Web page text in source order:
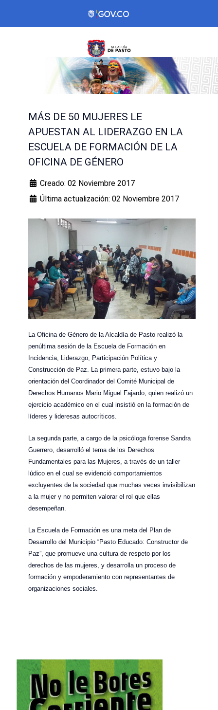
MÁS DE 50 MUJERES LE
APUESTAN AL LIDERAZGO EN LA
ESCUELA DE FORMACIÓN DE LA
OFICINA DE GÉNERO
Creado: 02 Noviembre 2017
Última actualización: 02 Noviembre 2017
La Oficina de Género de la Alcaldía de Pasto realizó la
penúltima sesión de la Escuela de Formación en
Incidencia, Liderazgo, Participación Política y
Construcción de Paz. La primera parte, estuvo bajo la
orientación del Coordinador del Comité Municipal de
Derechos Humanos Mario Miguel Fajardo, quien realizó un
ejercicio académico en el cual insistió en la formación de
líderes y lideresas autocríticos.
La segunda parte, a cargo de la psicóloga forense Sandra
Guerrero, desarrolló el tema de los Derechos
Fundamentales para las Mujeres, a través de un taller
lúdico en el cual se evidenció comportamientos
excluyentes de la sociedad que muchas veces invisibilizan
a la mujer y no permiten valorar el rol que ellas
desempeñan.
La Escuela de Formación es una meta del Plan de
Desarrollo del Municipio “Pasto Educado: Constructor de
Paz”, que promueve una cultura de respeto por los
derechos de las mujeres, y desarrolla un proceso de
formación y empoderamiento con representantes de
organizaciones sociales.